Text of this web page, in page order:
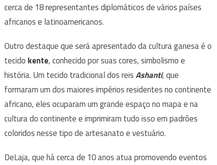
cerca de 18 representantes diplomáticos de vários países
africanos e latinoamericanos.
Outro destaque que será apresentado da cultura ganesa é o
tecido kente, conhecido por suas cores, simbolismo e
história. Um tecido tradicional dos reisAshanti,que
formaram um dos maiores impérios residentes no continente
africano, eles ocuparam um grande espaço no mapa e na
cultura do continente e imprimiram tudo isso em padrões
coloridos nesse tipo de artesanato e vestuário.
DeLaja, que há cerca de 10 anos atua promovendo eventos